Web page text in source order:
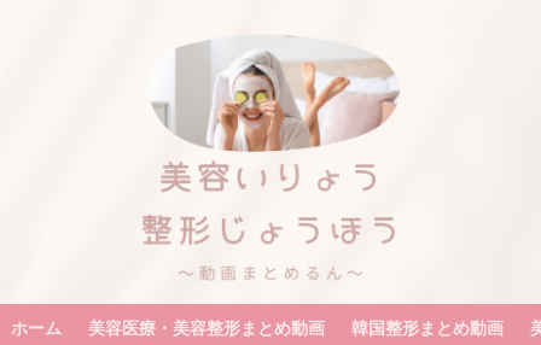
ホーム 美容医療・美容整形まとめ動画 韓国整形まとめ動画